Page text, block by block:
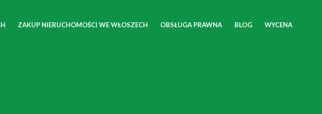
ZAKUP NIERUCHOMOŚCI WE WŁOSZECH OBSŁUGA PRAWNA BLOG WYCENA